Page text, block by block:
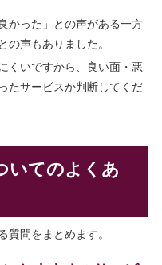
かった」との声がある一方
の声もありました。
くいですから、良い面・悪
たサービスか判断してくだ
いてのよくあ
質問をまとめます。